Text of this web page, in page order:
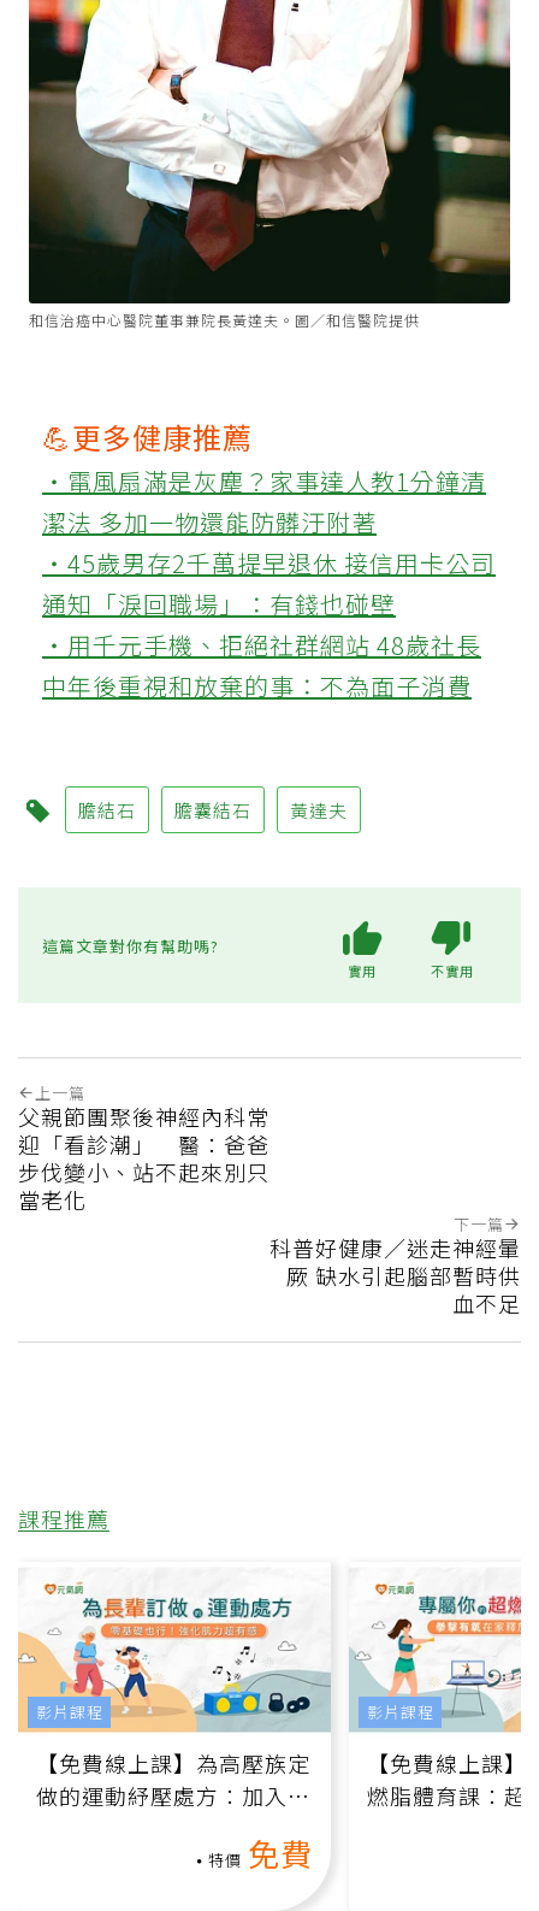
和信治癌中心醫院董事兼院長黃達夫。圖／和信醫院提供
💪更多健康推薦
‧電風扇滿是灰塵？家事達人教1分鐘清
潔法 多加一物還能防髒汙附著
‧45歲男存2千萬提早退休 接信用卡公司
通知「淚回職場」：有錢也碰壁
‧用千元手機、拒絕社群網站 48歲社長
中年後重視和放棄的事：不為面子消費
膽結石 膽囊結石 黃達夫
這篇文章對你有幫助嗎?
實用 不實用
上一篇
父親節團聚後神經內科常
迎「看診潮」 醫：爸爸
步伐變小、站不起來別只
當老化
下一篇
科普好健康／迷走神經暈
厥 缺水引起腦部暫時供
血不足
課程推薦
【免費線上課】為高壓族定
做的運動紓壓處方：加入行
特價 免費
影片課程
【免費線上課
燃脂體育課：超
影片課程